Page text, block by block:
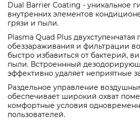
Dual Barrier Coating - уникальное
внутренних элементов
грязи и пыли.
Plasma Quad Plus
обеззараживания и фильтрации
быстро избавиться от бактерий,
пыли. Встроеннный
эффективно удаляет неприятные
Раздельное управление
обеспечивает широкий охват
комфортные условия
пользователей.